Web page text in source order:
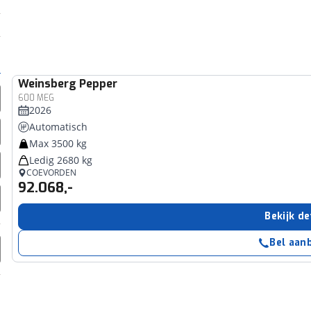
Weinsberg Pepper
600 MEG
2026
Automatisch
Max 3500 kg
Ledig 2680 kg
COEVORDEN
92.068,-
Bekijk
Bel